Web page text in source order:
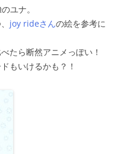
ユナ。
joy rideさんの絵を参考に
たら断然アニメっぽい！
もいけるかも？！